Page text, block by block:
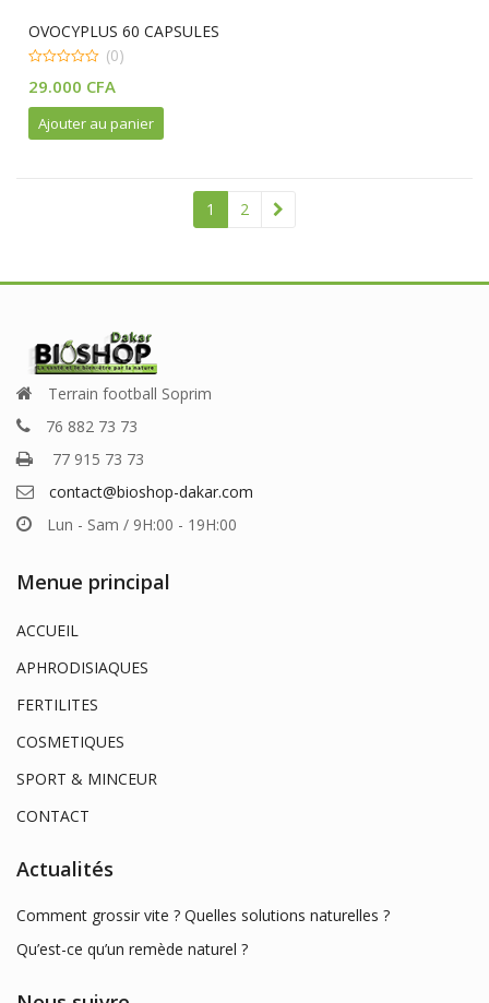
OVOCYPLUS 60 CAPSULES
out
(0)
29.000 CFA
Ajouter au panier
1 2
Terrain football Soprim
76 882 73 73
77 915 73 73
contact@bioshop-dakar.com
Lun - Sam / 9H:00 - 19H:00
Menue principal
ACCUEIL
APHRODISIAQUES
FERTILITES
COSMETIQUES
SPORT & MINCEUR
CONTACT
Actualités
Comment grossir vite ? Quelles solutions naturelles ?
Qu’est-ce qu’un remède naturel ?